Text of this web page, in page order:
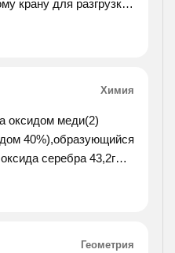
крану для разгрузки
чем второму.
Химия
оксидом меди(2)
40%),образующийся
серебра 43,2г
Геометрия